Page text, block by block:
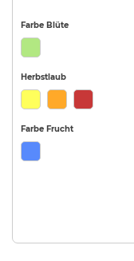
Farbe Blüte
Herbstlaub
Farbe Frucht